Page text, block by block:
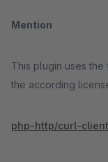
Mention
This plugin uses
the according
php-http/curl-client